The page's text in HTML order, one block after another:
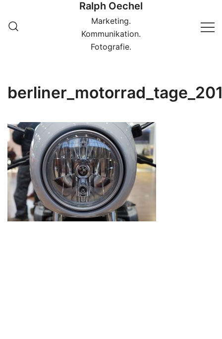
zum
Inhalt
Ralph Oechel
Marketing.
Kommunikation.
Fotografie.